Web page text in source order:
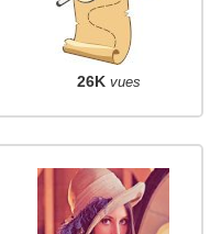
26K vues